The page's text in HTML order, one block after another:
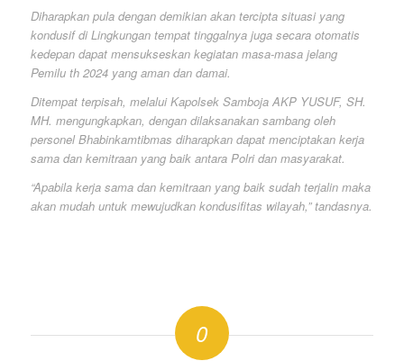
Diharapkan pula dengan demikian akan tercipta situasi yang
kondusif di Lingkungan tempat tinggalnya juga secara otomatis
kedepan dapat mensukseskan kegiatan masa-masa jelang
Pemilu th 2024 yang aman dan damai.
Ditempat terpisah, melalui Kapolsek Samboja AKP YUSUF, SH.
MH. mengungkapkan, dengan dilaksanakan sambang oleh
personel Bhabinkamtibmas diharapkan dapat menciptakan kerja
sama dan kemitraan yang baik antara Polri dan masyarakat.
“Apabila kerja sama dan kemitraan yang baik sudah terjalin maka
akan mudah untuk mewujudkan kondusifitas wilayah,” tandasnya.
0